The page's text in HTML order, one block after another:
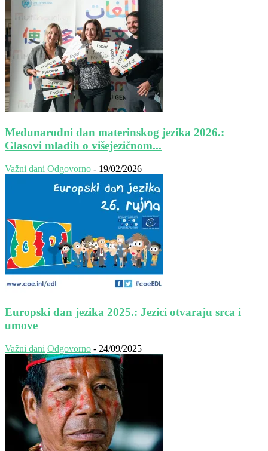
Međunarodni dan materinskog jezika 2026.:
Glasovi mladih o višejezičnom...
Važni dani Odgovorno - 19/02/2026
Europski dan jezika 2025.: Jezici otvaraju srca i
umove
Važni dani Odgovorno - 24/09/2025